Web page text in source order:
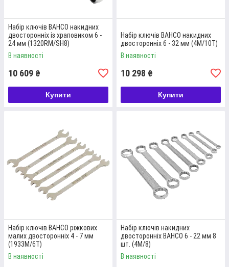
Набір ключів BAHCO накидних
двосторонніх із храповиком 6 -
24 мм (1320RM/SH8)
В наявності
10 609 ₴
Купити
Набір ключів BAHCO накидних
двосторонніх 6 - 32 мм (4M/10T)
В наявності
10 298 ₴
Купити
Набір ключів BAHCO ріжкових
малих двосторонніх 4 - 7 мм
(1933M/6T)
В наявності
Набір ключів накидних
двосторонніх BAHCO 6 - 22 мм 8
шт. (4M/8)
В наявності